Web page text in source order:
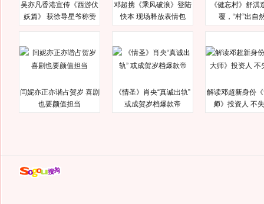
吴亦凡香港宣传《西游伏
妖篇》 获徐导星爷称赞
邓超携《乘风破浪》登陆
快本 现场释放表情包
《健忘村》舒淇
覆，“村”出自
闫妮亦正亦谐占贺岁 喜剧
也要颜值担当
《情圣》肖央“真诚出轨”
或成贺岁档爆款帝
解读邓超新身份
师》投资人 不